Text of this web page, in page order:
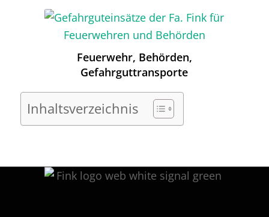
Feuerwehr, Behörden,
Gefahrguttransporte
Inhaltsverzeichnis